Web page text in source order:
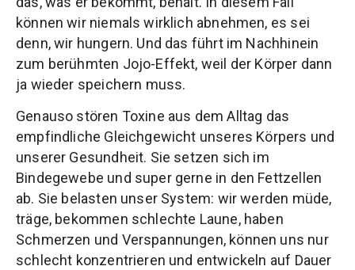
können wir niemals wirklich abnehmen, es sei
denn, wir hungern. Und das führt im Nachhinein
zum berühmten Jojo-Effekt, weil der Körper dann
ja wieder speichern muss.
Genauso stören Toxine aus dem Alltag das
empfindliche Gleichgewicht unseres Körpers und
unserer Gesundheit. Sie setzen sich im
Bindegewebe und super gerne in den Fettzellen
ab. Sie belasten unser System: wir werden müde,
träge, bekommen schlechte Laune, haben
Schmerzen und Verspannungen, können uns nur
schlecht konzentrieren und entwickeln auf Dauer